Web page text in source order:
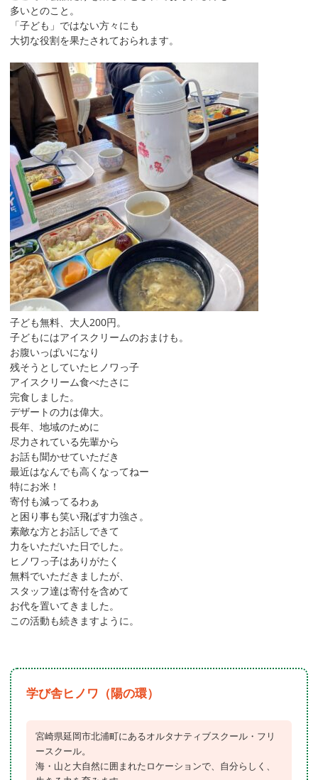
多いとのこと。
「子ども」ではない方々にも
大切な役割を果たされておられます。
子ども無料、大人200円。
子どもにはアイスクリームのおまけも。
お腹いっぱいになり
残そうとしていたヒノワっ子
アイスクリーム食べたさに
完食しました。
デザートの力は偉大。
長年、地域のために
尽力されている先輩から
お話も聞かせていただき
最近はなんでも高くなってねー
特にお米！
寄付も減ってるわぁ
と困り事も笑い飛ばす力強さ。
素敵な方とお話しできて
力をいただいた日でした。
ヒノワっ子はありがたく
無料でいただきましたが、
スタッフ達は寄付を含めて
お代を置いてきました。
この活動も続きますように。
学び舎ヒノワ（陽の環）
宮崎県延岡市北浦町にあるオルタナティブスクール・フリ
ースクール。
海・山と大自然に囲まれたロケーションで、自分らしく、